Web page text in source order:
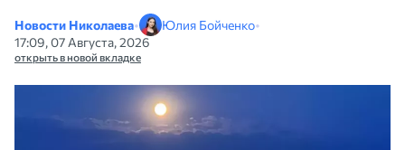
Новости Николаева• Юлия Бойченко•
17:09, 07 Августа, 2026
открыть в новой вкладке